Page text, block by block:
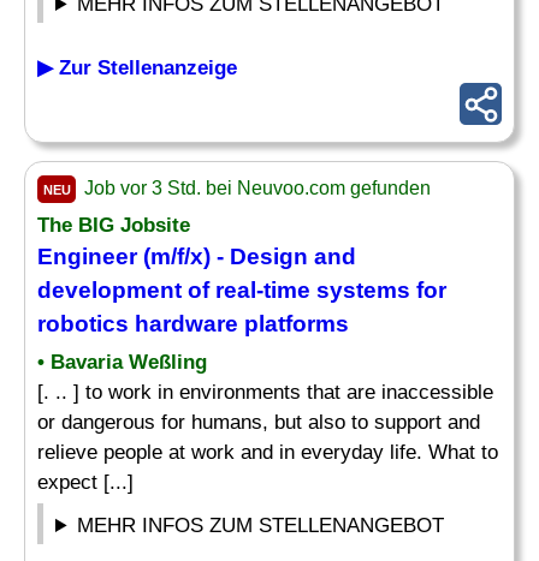
▶ Zur Stellenanzeige
NEU Job vor 3 Std. bei Neuvoo.com gefunden
The BIG Jobsite
Engineer(m/f/x) - Design and
development of real-time systems for
robotics hardware platforms
• Bavaria Weßling
[. .. ] to work in environments that are inaccessible
or dangerous for humans, but also to support and
relieve people at work and in everyday life. What to
expect [...]
MEHR INFOS ZUM STELLENANGEBOT